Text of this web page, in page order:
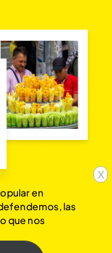
x
en
las
que nos